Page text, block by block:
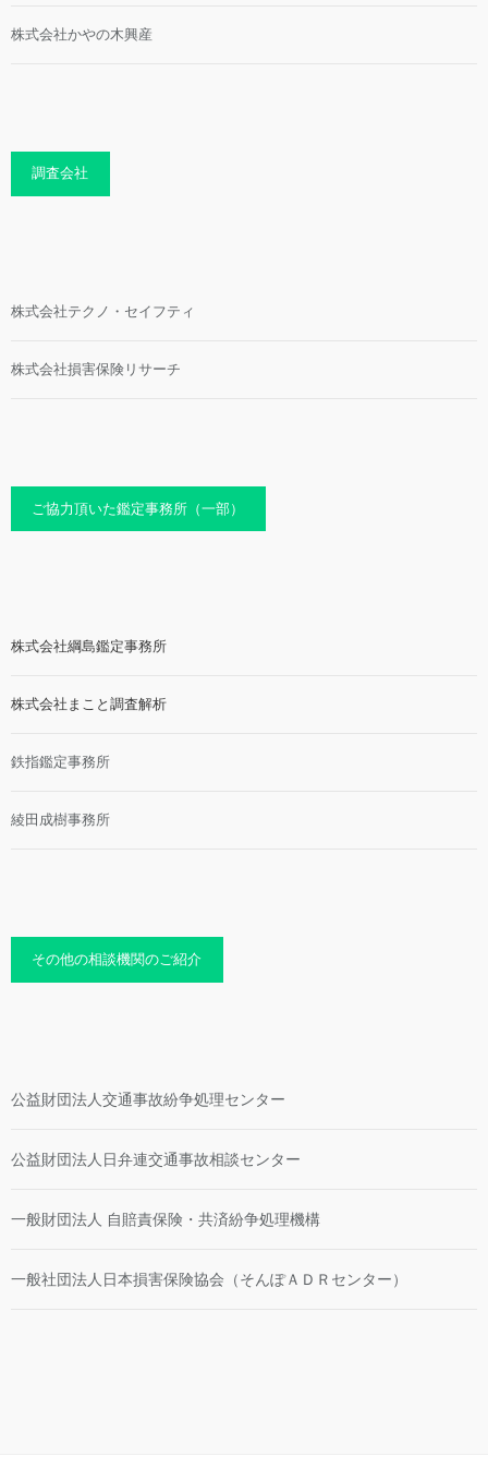
株式会社かやの木興産
調査会社
株式会社テクノ・セイフティ
株式会社損害保険リサーチ
ご協力頂いた鑑定事務所（一部）
株式会社綱島鑑定事務所
株式会社まこと調査解析
鉄指鑑定事務所
綾田成樹事務所
その他の相談機関のご紹介
公益財団法人交通事故紛争処理センター
公益財団法人日弁連交通事故相談センター
一般財団法人 自賠責保険・共済紛争処理機構
一般社団法人日本損害保険協会（そんぽＡＤＲセンター）